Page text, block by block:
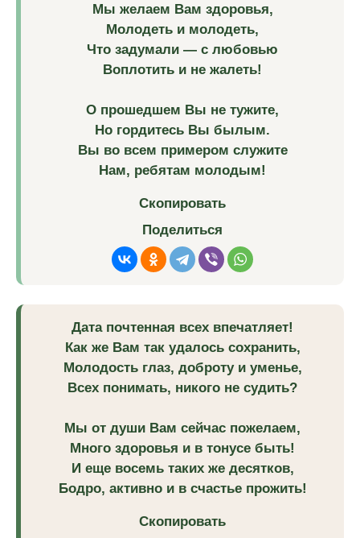
Мы желаем Вам здоровья,
Молодеть и молодеть,
Что задумали — с любовью
Воплотить и не жалеть!
О прошедшем Вы не тужите,
Но гордитесь Вы былым.
Вы во всем примером служите
Нам, ребятам молодым!
Скопировать
Поделиться
Дата почтенная всех впечатляет!
Как же Вам так удалось сохранить,
Молодость глаз, доброту и уменье,
Всех понимать, никого не судить?
Мы от души Вам сейчас пожелаем,
Много здоровья и в тонусе быть!
И еще восемь таких же десятков,
Бодро, активно и в счастье прожить!
Скопировать